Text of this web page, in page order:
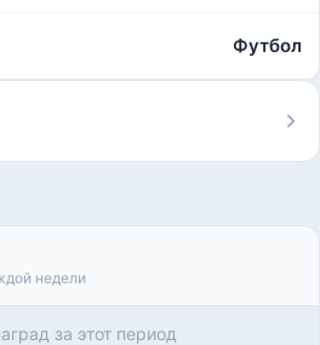
Футбол
недели
за этот период